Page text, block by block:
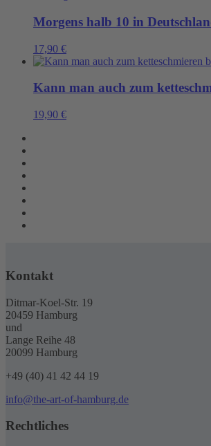
Morgens halb 10 in
17,90 €
Kann man auch zum
19,90 €
Kontakt
Ditmar-Koel-Str. 19
20459 Hamburg
und
Lange Reihe 48
20099 Hamburg
+49 (40) 41 42 44 19
info@the-art-of-hamburg.de
Rechtliches